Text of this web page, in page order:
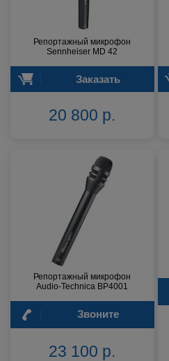
Репортажный микрофон
Sennheiser MD 42
Заказать
20 800 р.
Репортажный микрофон
Audio-Technica BP4001
Звоните
23 100 р.